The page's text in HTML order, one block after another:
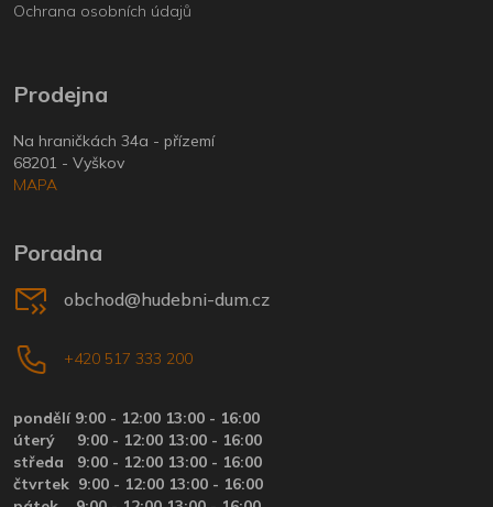
Ochrana osobních údajů
Prodejna
Na hraničkách 34a - přízemí
68201 - Vyškov
MAPA
Poradna
obchod@hudebni-dum.cz
+420 517 333 200
pondělí 9:00 - 12:00 13:00 - 16:00
úterý 9:00 - 12:00 13:00 - 16:00
středa 9:00 - 12:00 13:00 - 16:00
čtvrtek 9:00 - 12:00 13:00 - 16:00